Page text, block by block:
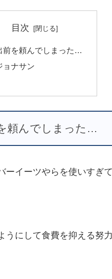
目次
前を頼んでしまった…
ョナサン
頼んでしまった…
ーイーツやらを使いすぎて
うにして食費を抑える努